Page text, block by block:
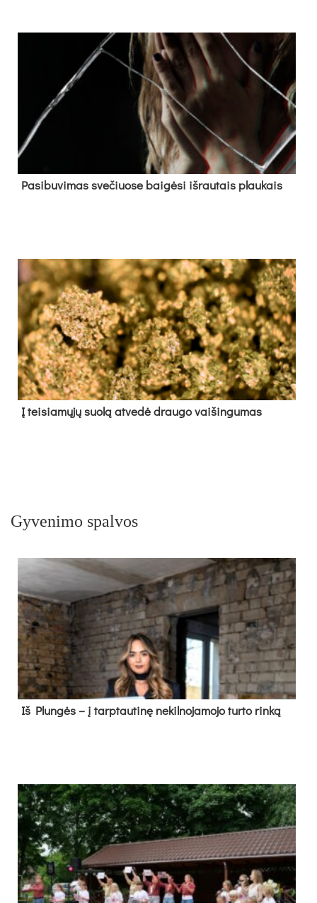
Pa­si­bu­vi­mas sve­čiuo­se bai­gė­si iš­rau­tais plau­kais
Į tei­sia­mų­jų suo­lą at­ve­dė drau­go vai­šin­gu­mas
Gyvenimo spalvos
Iš Plungės – į tarptautinę nekilnojamojo turto rinką